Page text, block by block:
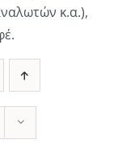
κ.α.),